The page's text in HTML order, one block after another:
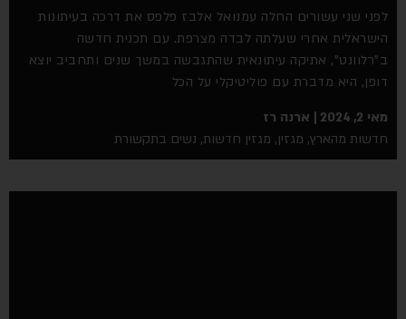
לפני שני עשורים החלה עמנואל אלבז פלפס את דרכה בעיתונות
הישראלית אחרי שעלתה לבדה מצרפת. עם תכנית חדשה
ב"רלוונט", אתיקה עיתונאית שהתגבשה במשך שנים ותחביב יוצא
דופן, היא מדברת עם פוליטיקלי על הכל
מאי 2, 2024
ארנה רז
חדשות מהארץ, מגזין, מגזין חדשות, נשים בתקשורת